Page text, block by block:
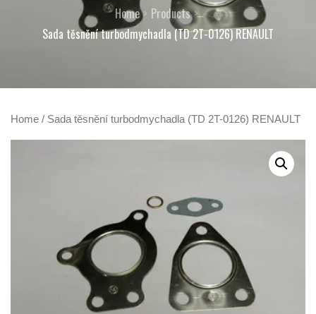
Home
Products
Sada těsnění turbodmychadla (TD 2T-0126) RENAULT
Home / Sada těsnění turbodmychadla (TD 2T-0126) RENAULT